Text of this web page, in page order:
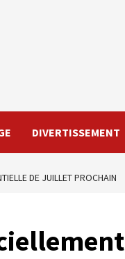
DIVERTISSEMENT
DE JUILLET PROCHAIN